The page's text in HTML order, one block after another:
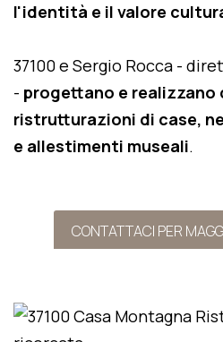
l'identità e il valore
37100 e Sergio Rocca -
- progettano e
ristrutturazioni di case,
e allestimenti museali.
CONTATTACI PER